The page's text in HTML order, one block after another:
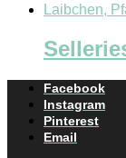
Laibchen,
Facebook
Instagram
Pinterest
Email